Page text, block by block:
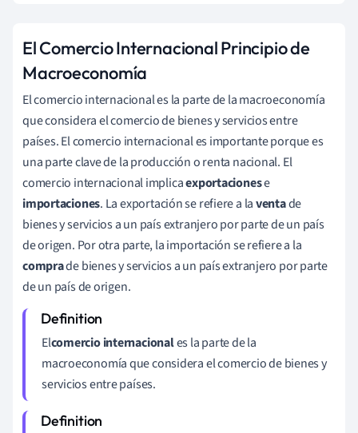
El Comercio Internacional Principio de
Macroeconomía
El comercio internacional es la parte de la macroeconomía
que considera el comercio de bienes y servicios entre
países. El comercio internacional es importante porque es
una parte clave de la producción o renta nacional. El
comercio internacional implicaexportacionese
importaciones. La exportación se refiere a laventade
bienes y servicios a un país extranjero por parte de un país
de origen. Por otra parte, la importación se refiere a la
comprade bienes y servicios a un país extranjero por parte
de un país de origen.
Elcomercio internacionales la parte de la
macroeconomía que considera el comercio de bienes y
servicios entre países.